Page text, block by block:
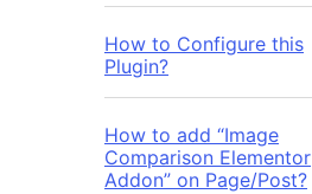
How to Configure this
Plugin?
How to add “Image
Comparison Elementor
Addon” on Page/Post?